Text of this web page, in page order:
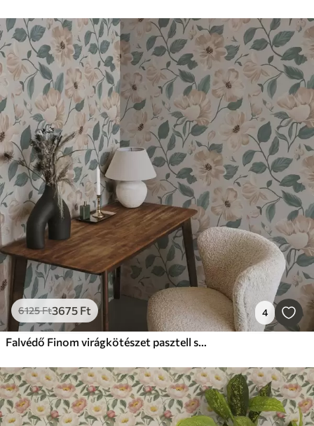
6125Ft3675 Ft 4
Falvédő Finom virágkötészet pasztell színekben